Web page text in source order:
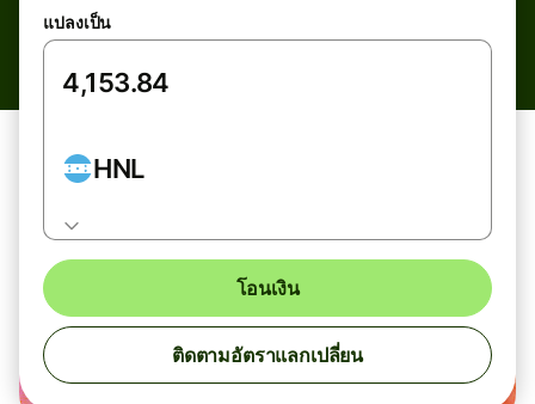
แปลงเป็น
HNL
โอนเงิน
ติดตามอัตราแลกเปลี่ยน